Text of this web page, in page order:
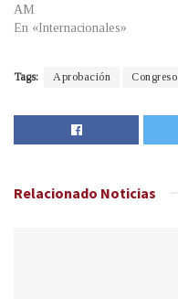
AM
En «Internacionales»
Tags: Aprobación Congreso
Relacionado Noticias